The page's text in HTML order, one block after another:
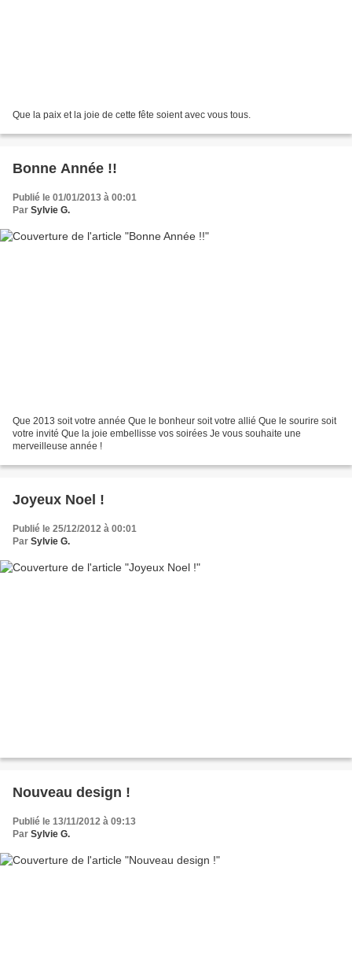
Que la paix et la joie de cette fête soient avec vous tous.
Bonne Année !!
Publié le 01/01/2013 à 00:01
Par Sylvie G.
Que 2013 soit votre année Que le bonheur soit votre allié Que le sourire soit
votre invité Que la joie embellisse vos soirées Je vous souhaite une
merveilleuse année !
Joyeux Noel !
Publié le 25/12/2012 à 00:01
Par Sylvie G.
Nouveau design !
Publié le 13/11/2012 à 09:13
Par Sylvie G.